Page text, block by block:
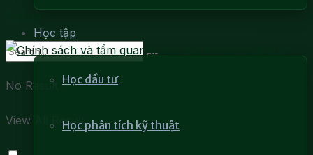
Học tập
Học đầu tư
Học phân tích kỹ thuật
No Result
View All Result